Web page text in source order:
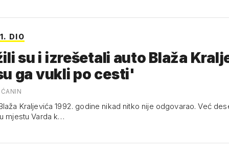
DIO
su i izrešetali auto Blaža
ga vukli po cesti'
Kraljevića 1992. godine nikad nitko nije odgovarao. Već
mjestu Varda k…